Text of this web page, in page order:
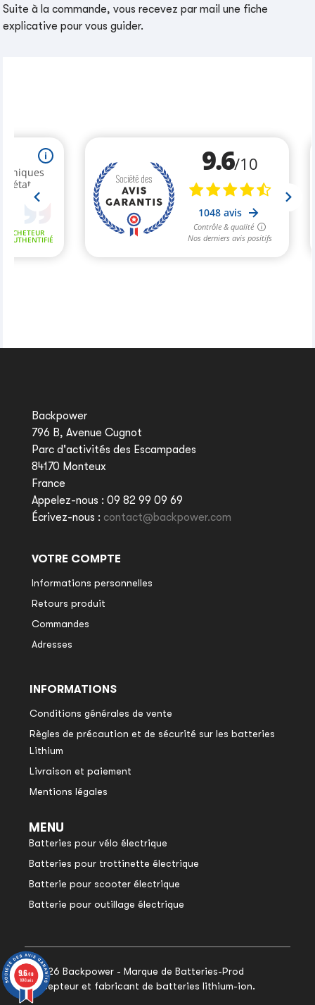
Suite à la commande, vous recevez par mail une fiche
explicative pour vous guider.
Backpower
796 B, Avenue Cugnot
Parc d'activités des Escampades
84170 Monteux
France
Appelez-nous : 09 82 99 09 69
Écrivez-nous : contact@backpower.com
VOTRE COMPTE
Informations personnelles
Retours produit
Commandes
Adresses
INFORMATIONS
Conditions générales de vente
Règles de précaution et de sécurité sur les batteries
Lithium
Livraison et paiement
Mentions légales
MENU
Batteries pour vélo électrique
Batteries pour trottinette électrique
Batterie pour scooter électrique
Batterie pour outillage électrique
© 2026 Backpower - Marque de Batteries-Prod
concepteur et fabricant de batteries lithium-ion.
9.6/10
1048 avis
9.6/10
1048 avis